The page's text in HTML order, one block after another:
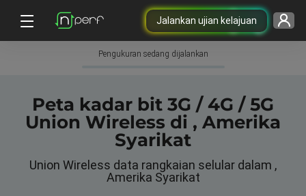
Jalankan ujian kelajuan
Pengukuran sedang dijalankan
Peta kadar bit 3G / 4G / 5G
Union Wireless di , Amerika
Syarikat
Union Wireless data rangkaian selular dalam ,
Amerika Syarikat